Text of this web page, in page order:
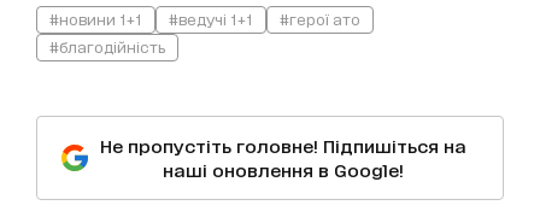
#новини 1+1 #ведучі 1+1
#герої ато
#благодійність
Не пропустіть головне! Підпишіться на
наші оновлення в Google!